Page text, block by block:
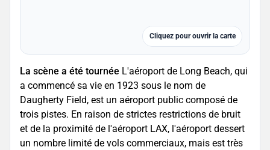
Cliquez pour ouvrir la carte
La scène a été tournée L'aéroport de Long Beach, qui
a commencé sa vie en 1923 sous le nom de
Daugherty Field, est un aéroport public composé de
trois pistes. En raison de strictes restrictions de bruit
et de la proximité de l'aéroport LAX, l'aéroport dessert
un nombre limité de vols commerciaux, mais est très